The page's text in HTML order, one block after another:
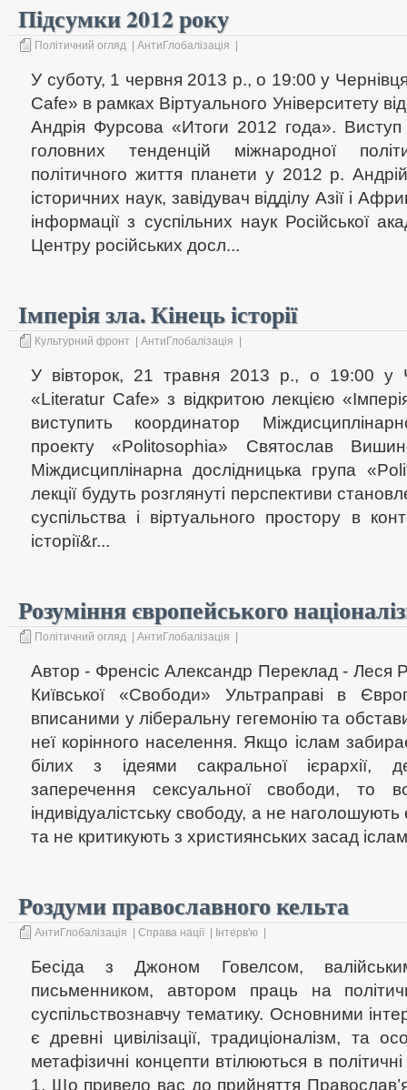
Підсумки 2012 року
Політичний огляд АнтиГлобалізація
У суботу, 1 червня 2013 р., о 19:00 у
Cafe» в рамках Віртуального Університету
Андрія Фурсова «Итоги 2012 года». Виступ
головних тенденцій міжнародної
політичного життя планети у 2012 р.
історичних наук, завідувач відділу Азії і
інформації з суспільних наук Російської
Центру російських досл...
Імперія зла. Кінець історії
Культурний фронт АнтиГлобалізація
У вівторок, 21 травня 2013 р., о 19:00 у
«Literatur Cafe» з відкритою лекцією
виступить координатор
проекту «Politosophia» Святослав
Міждисциплінарна дослідницька група
лекції будуть розглянуті перспективи
суспільства і віртуального простору в
історії&r...
Розуміння європейського
Політичний огляд АнтиГлобалізація
Автор - Френсіс Александр Переклад - Леся
Київської «Свободи» Ультраправі в
вписаними у ліберальну гегемонію та
неї корінного населення. Якщо іслам
білих з ідеями сакральної ієрархії,
заперечення сексуальної свободи, то
індивідуалістську свободу, а не наголошують
та не критикують з християнських засад
Роздуми православного кельта
АнтиГлобалізація Справа нації Інтерв'ю
Бесіда з Джоном Говелсом,
письменником, автором праць на
суспільствознавчу тематику. Основними
є древні цивілізації, традиціоналізм, та
метафізичні концепти втілюються в
1. Що привело вас до прийняття